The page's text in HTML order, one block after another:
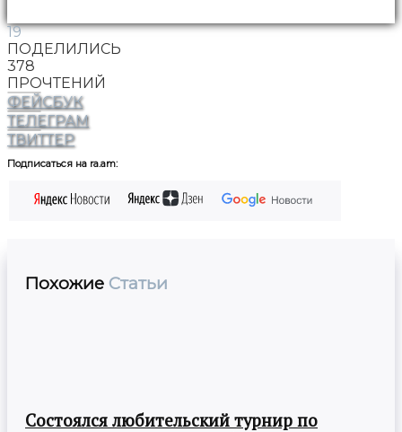
19
ПОДЕЛИЛИСЬ
378
ПРОЧТЕНИЙ
ФЕЙСБУК
ТЕЛЕГРАМ
ТВИТТЕР
Подписаться на ra.am:
Похожие Статьи
Состоялся любительский турнир по